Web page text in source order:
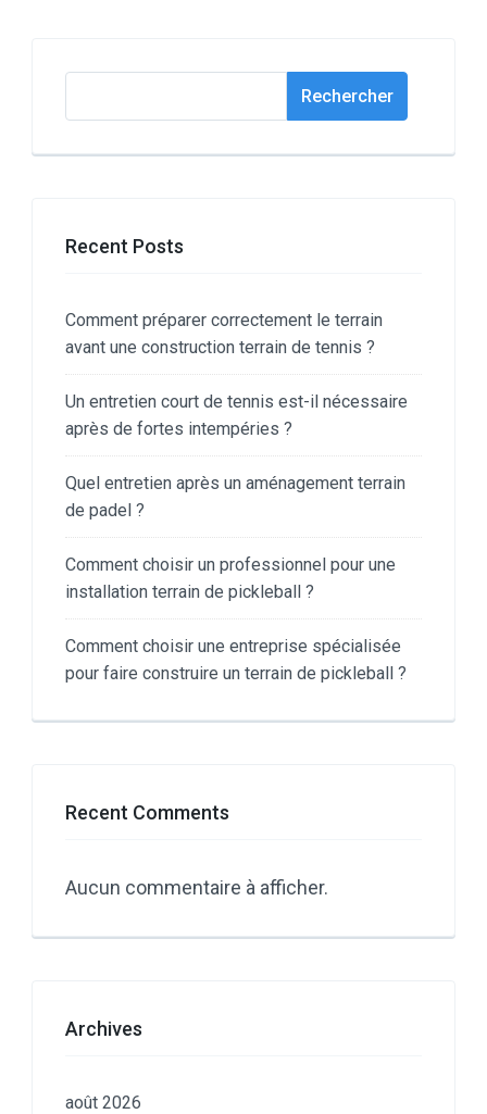
Rechercher
Recent Posts
Comment préparer correctement le terrain
avant une construction terrain de tennis ?
Un entretien court de tennis est-il nécessaire
après de fortes intempéries ?
Quel entretien après un aménagement terrain
de padel ?
Comment choisir un professionnel pour une
installation terrain de pickleball ?
Comment choisir une entreprise spécialisée
pour faire construire un terrain de pickleball ?
Recent Comments
Aucun commentaire à afficher.
Archives
août 2026